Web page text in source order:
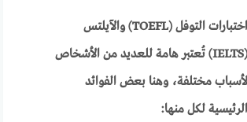
اختبارات التوفل (TOEFL) والآيلتس
(IELTS) تُعتبر هامة للعديد من الأشخاص
لأسباب مختلفة، وهنا بعض الفوائد
الرئيسية لكل منها: